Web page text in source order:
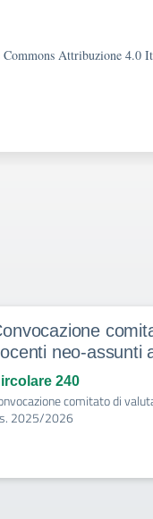
Commons Attribuzione 4.0
neo-assunti
240
comitato di
2025/2026